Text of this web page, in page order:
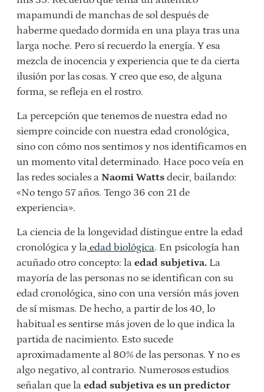
mapamundi de manchas de sol después de
haberme quedado dormida en una playa tras una
larga noche. Pero sí recuerdo la energía. Y esa
mezcla de inocencia y experiencia que te da cierta
ilusión por las cosas. Y creo que eso, de alguna
forma, se refleja en el rostro.
La percepción que tenemos de nuestra edad no
siempre coincide con nuestra edad cronológica,
sino con cómo nos sentimos y nos identificamos en
un momento vital determinado. Hace poco veía en
las redes sociales a Naomi Watts decir, bailando:
«No tengo 57 años. Tengo 36 con 21 de
experiencia».
La ciencia de la longevidad distingue entre la edad
cronológica y la edad biológica. En psicología han
acuñado otro concepto: la edad subjetiva. La
mayoría de las personas no se identifican con su
edad cronológica, sino con una versión más joven
de sí mismas. De hecho, a partir de los 40, lo
habitual es sentirse más joven de lo que indica la
partida de nacimiento. Esto sucede
aproximadamente al 80% de las personas. Y no es
algo negativo, al contrario. Numerosos estudios
señalan que la edad subjetiva es un predictor